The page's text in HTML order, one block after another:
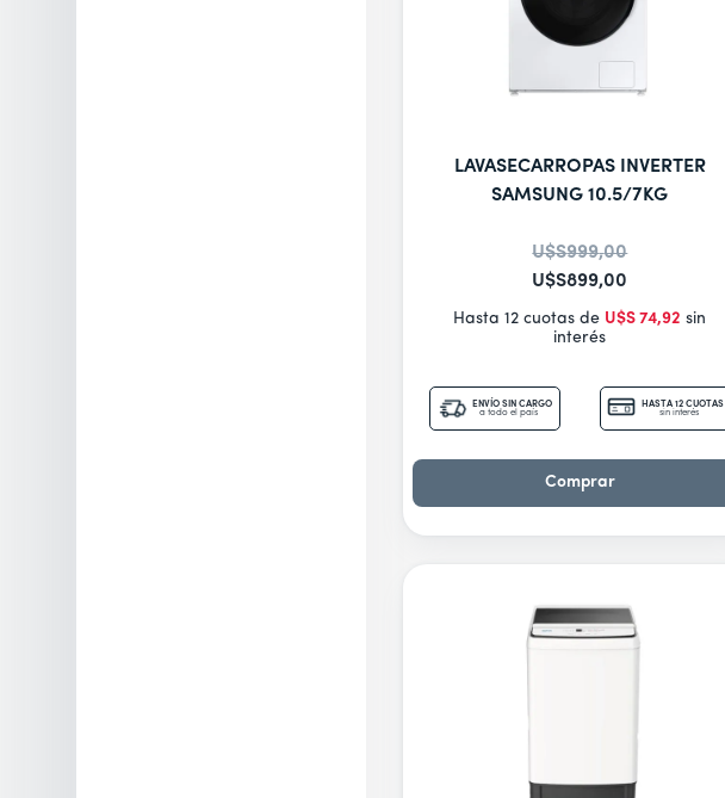
LAVASECARROPAS INVERTER
SAMSUNG 10.5/7KG
U$S999,00
U$S899,00
Hasta 12 cuotas de U$S 74,92 sin
interés
ENVÍO SIN CARGO
a todo el país
HASTA 12 CUOTAS
sin interés
Comprar